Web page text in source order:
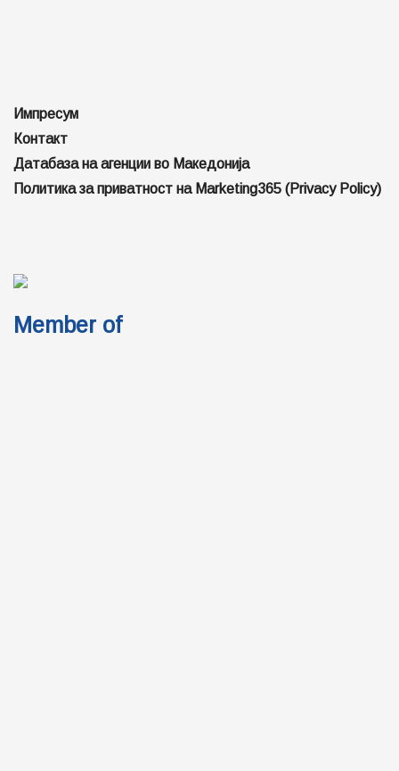
Импресум
Контакт
Датабаза на агенции во Македонија
Политика за приватност на Marketing365 (Privacy Policy)
Member of